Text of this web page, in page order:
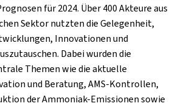
für 2024. Über 400 Akteure aus
Sektor nutzten die Gelegenheit,
Innovationen und
Dabei wurden die
Themen wie die aktuelle
und Beratung, AMS-Kontrollen,
der Ammoniak-Emissionen sowie